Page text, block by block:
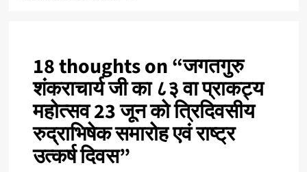
18 thoughts on “जगतगुरु
शंकराचार्य जी का ८३ वा प्राकट्य
महोत्सव 23 जून को त्रिदिवसीय
रुद्राभिषेक समारोह एवं राष्ट्र
उत्कर्ष दिवस”